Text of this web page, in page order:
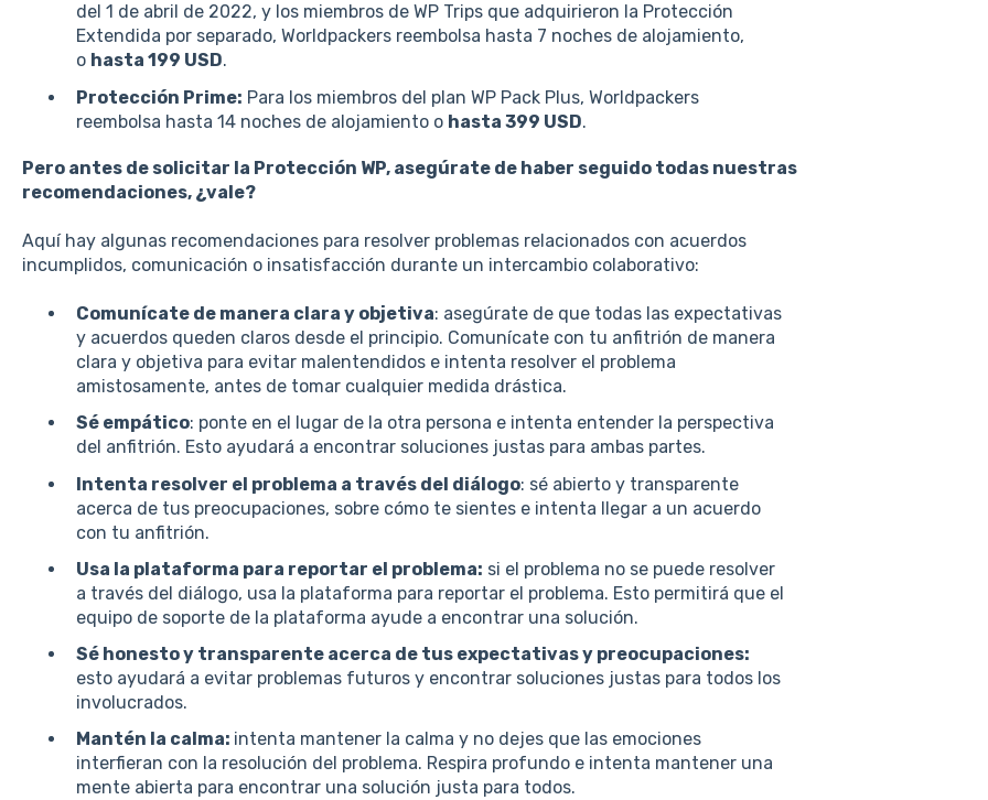
del 1 de abril de 2022, y los miembros de WP Trips que adquirieron la Protección
Extendida por separado, Worldpackers reembolsa hasta 7 noches de alojamiento,
o hasta 199 USD.
Protección Prime: Para los miembros del plan WP Pack Plus, Worldpackers
reembolsa hasta 14 noches de alojamiento o hasta 399 USD.
Pero antes de solicitar la Protección WP, asegúrate de haber seguido todas nuestras
recomendaciones, ¿vale?
Aquí hay algunas recomendaciones para resolver problemas relacionados con acuerdos
incumplidos, comunicación o insatisfacción durante un intercambio colaborativo:
Comunícate de manera clara y objetiva: asegúrate de que todas las expectativas
y acuerdos queden claros desde el principio. Comunícate con tu anfitrión de manera
clara y objetiva para evitar malentendidos e intenta resolver el problema
amistosamente, antes de tomar cualquier medida drástica.
Sé empático: ponte en el lugar de la otra persona e intenta entender la perspectiva
del anfitrión. Esto ayudará a encontrar soluciones justas para ambas partes.
Intenta resolver el problema a través del diálogo: sé abierto y transparente
acerca de tus preocupaciones, sobre cómo te sientes e intenta llegar a un acuerdo
con tu anfitrión.
Usa la plataforma para reportar el problema: si el problema no se puede resolver
a través del diálogo, usa la plataforma para reportar el problema. Esto permitirá que el
equipo de soporte de la plataforma ayude a encontrar una solución.
Sé honesto y transparente acerca de tus expectativas y preocupaciones:
esto ayudará a evitar problemas futuros y encontrar soluciones justas para todos los
involucrados.
Mantén la calma: intenta mantener la calma y no dejes que las emociones
interfieran con la resolución del problema. Respira profundo e intenta mantener una
mente abierta para encontrar una solución justa para todos.